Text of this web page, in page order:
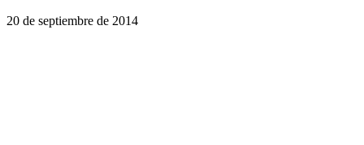
20 de septiembre de 2014